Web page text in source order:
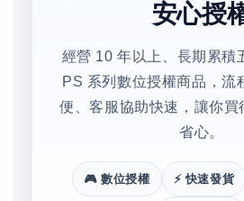
安心授
經營 10 年以上、長期累積
PS 系列數位授權商品，流
便、客服協助快速，讓你買
省心。
🎮 數位授權 ⚡ 快速發貨